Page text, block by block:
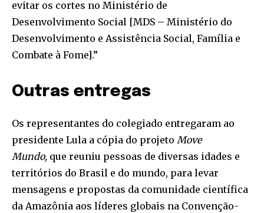
evitar os cortes no Ministério de
Desenvolvimento Social [MDS – Ministério do
Desenvolvimento e Assistência Social, Família e
Combate à Fome].”
Outras entregas
Os representantes do colegiado entregaram ao
presidente Lula a cópia do projeto Move
Mundo, que reuniu pessoas de diversas idades e
territórios do Brasil e do mundo, para levar
mensagens e propostas da comunidade científica
da Amazônia aos líderes globais na Convenção-